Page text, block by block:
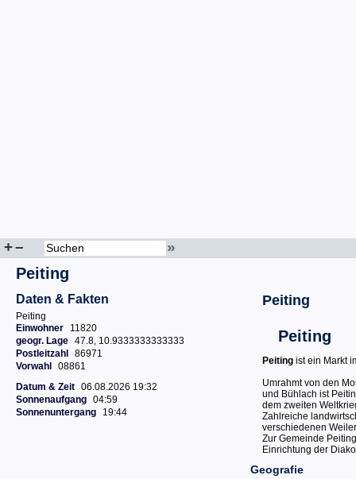
+– »
Peiting
Daten & Fakten
Peiting
Einwohner
11820
geogr. Lage 47.8, 10.9333333333333
Postleitzahl
86971
Vorwahl
08861
Datum & Zeit 06.08.2026 19:32
Sonnenaufgang 04:59
Sonnenuntergang
19:44
Peiting
Peiting
Peiting ist ein Markt
Umrahmt von den
und Bühlach ist
dem zweiten
Zahlreiche
verschiedenen
Zur Gemeinde
Einrichtung der
Geografie